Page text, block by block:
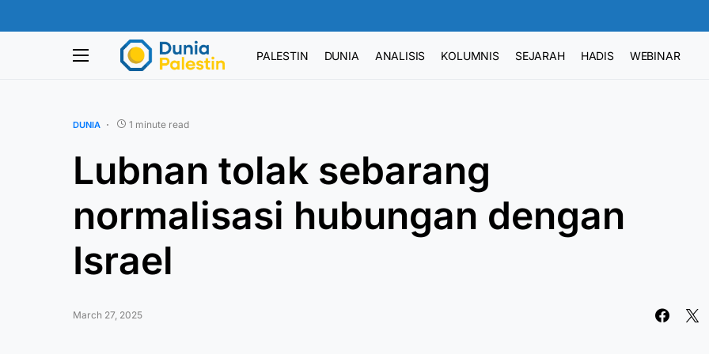
PALESTIN DUNIA ANALISIS KOLUMNIS SEJARAH HADIS WEBINAR
DUNIA 1 minute read
Lubnan tolak sebarang
normalisasi hubungan dengan
Israel
March 27, 2025